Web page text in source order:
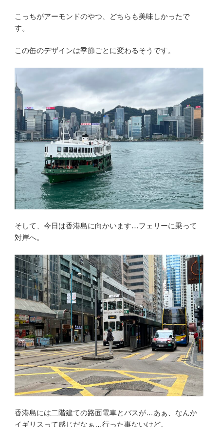
こっちがアーモンドのやつ、どちらも美味しかったで
す。
この缶のデザインは季節ごとに変わるそうです。
そして、今日は香港島に向かいます…フェリーに乗って
対岸へ。
香港島には二階建ての路面電車とバスが…あぁ、なんか
イギリスって感じだなぁ…行った事ないけど。